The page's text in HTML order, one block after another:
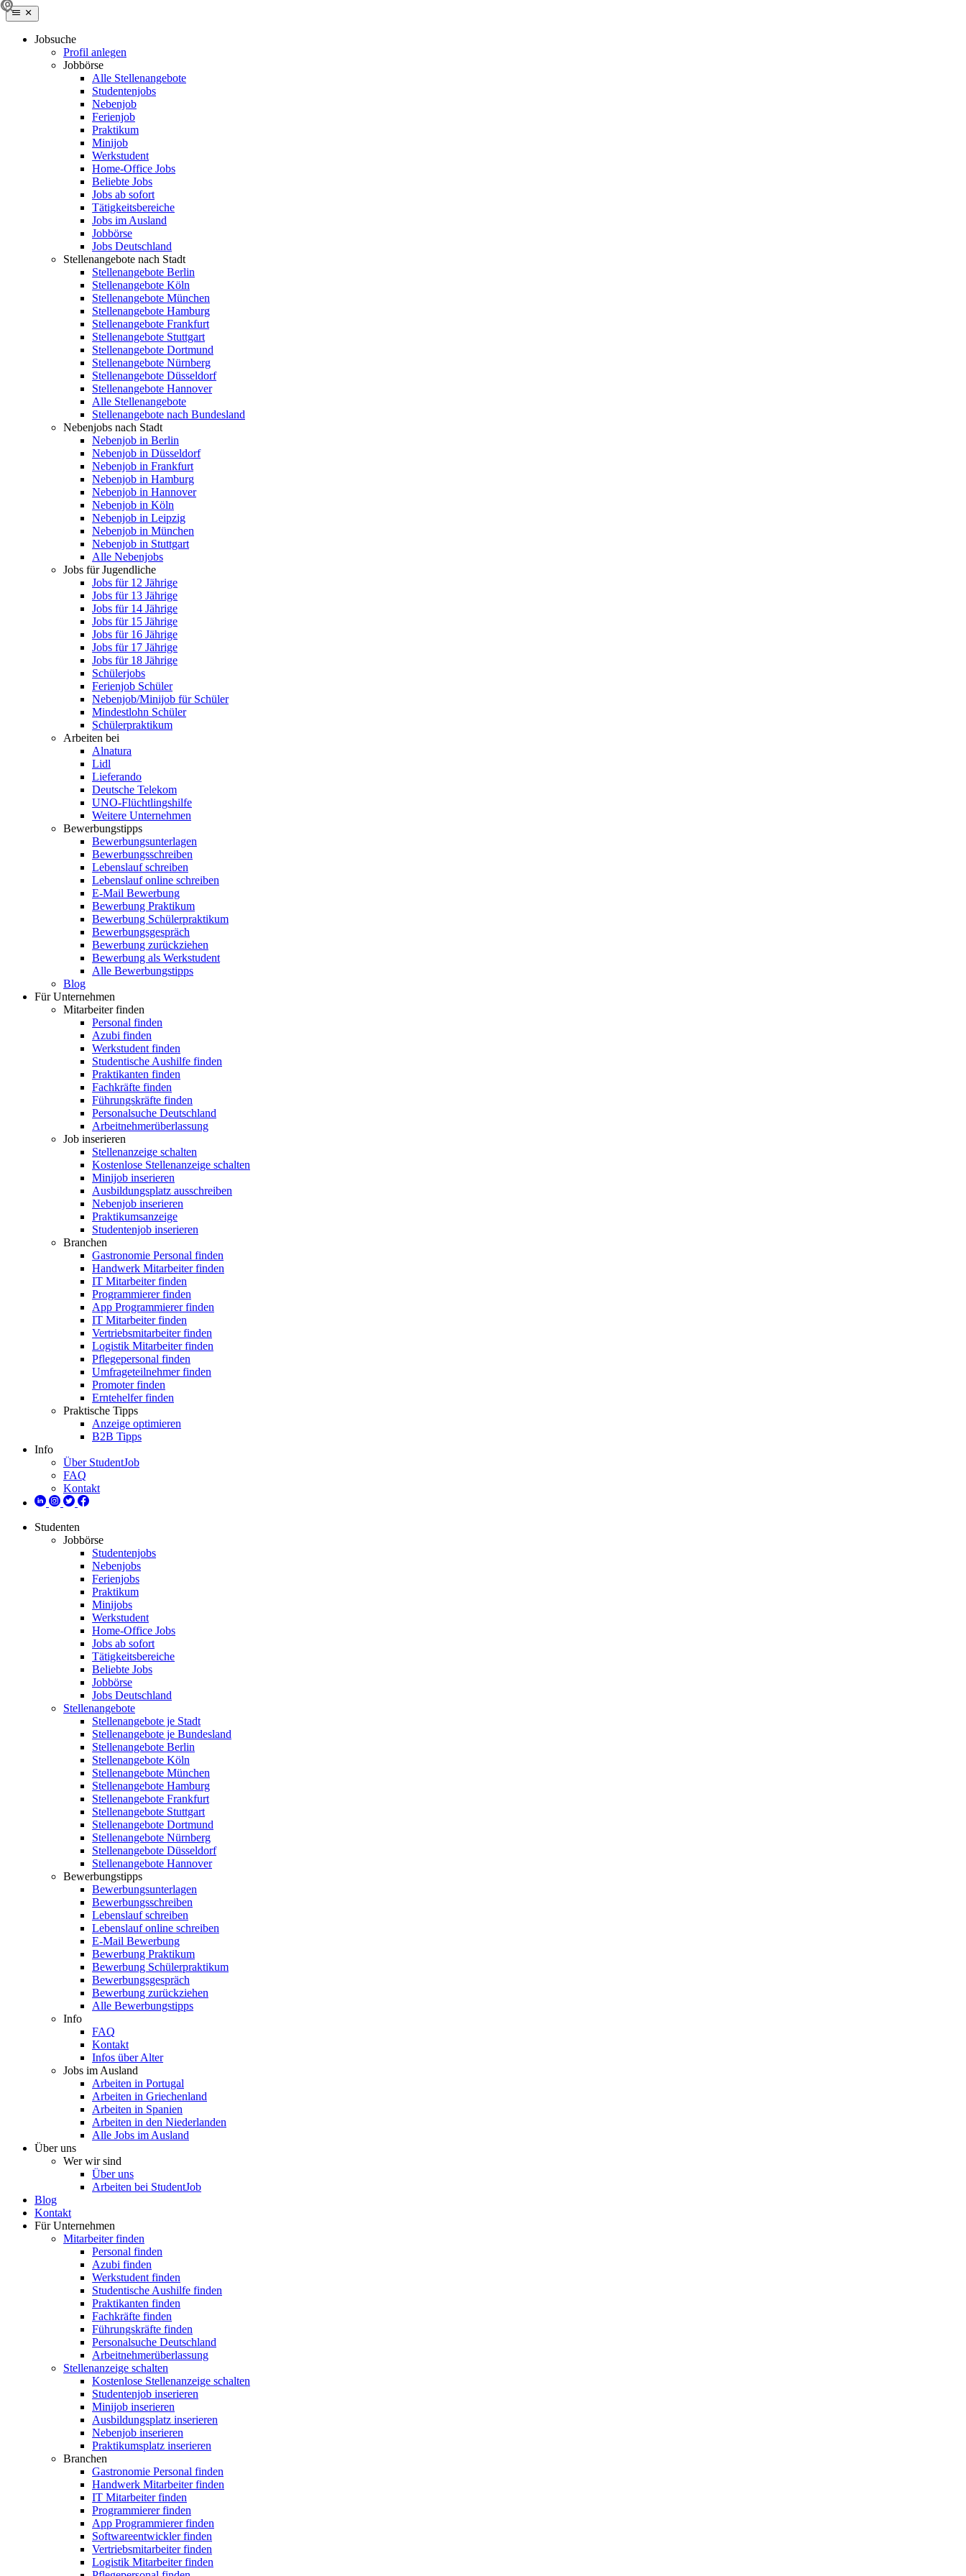
Jobsuche
Profil anlegen
Jobbörse
Alle Stellenangebote
Studentenjobs
Nebenjob
Ferienjob
Praktikum
Minijob
Werkstudent
Home-Office Jobs
Beliebte Jobs
Jobs ab sofort
Tätigkeitsbereiche
Jobs im Ausland
Jobbörse
Jobs Deutschland
Stellenangebote nach Stadt
Stellenangebote Berlin
Stellenangebote Köln
Stellenangebote München
Stellenangebote Hamburg
Stellenangebote Frankfurt
Stellenangebote Stuttgart
Stellenangebote Dortmund
Stellenangebote Nürnberg
Stellenangebote Düsseldorf
Stellenangebote Hannover
Alle Stellenangebote
Stellenangebote nach Bundesland
Nebenjobs nach Stadt
Nebenjob in Berlin
Nebenjob in Düsseldorf
Nebenjob in Frankfurt
Nebenjob in Hamburg
Nebenjob in Hannover
Nebenjob in Köln
Nebenjob in Leipzig
Nebenjob in München
Nebenjob in Stuttgart
Alle Nebenjobs
Jobs für Jugendliche
Jobs für 12 Jährige
Jobs für 13 Jährige
Jobs für 14 Jährige
Jobs für 15 Jährige
Jobs für 16 Jährige
Jobs für 17 Jährige
Jobs für 18 Jährige
Schülerjobs
Ferienjob Schüler
Nebenjob/Minijob für Schüler
Mindestlohn Schüler
Schülerpraktikum
Arbeiten bei
Alnatura
Lidl
Lieferando
Deutsche Telekom
UNO-Flüchtlingshilfe
Weitere Unternehmen
Bewerbungstipps
Bewerbungsunterlagen
Bewerbungsschreiben
Lebenslauf schreiben
Lebenslauf online schreiben
E-Mail Bewerbung
Bewerbung Praktikum
Bewerbung Schülerpraktikum
Bewerbungsgespräch
Bewerbung zurückziehen
Bewerbung als Werkstudent
Alle Bewerbungstipps
Blog
Für Unternehmen
Mitarbeiter finden
Personal finden
Azubi finden
Werkstudent finden
Studentische Aushilfe finden
Praktikanten finden
Fachkräfte finden
Führungskräfte finden
Personalsuche Deutschland
Arbeitnehmerüberlassung
Job inserieren
Stellenanzeige schalten
Kostenlose Stellenanzeige schalten
Minijob inserieren
Ausbildungsplatz ausschreiben
Nebenjob inserieren
Praktikumsanzeige
Studentenjob inserieren
Branchen
Gastronomie Personal finden
Handwerk Mitarbeiter finden
IT Mitarbeiter finden
Programmierer finden
App Programmierer finden
IT Mitarbeiter finden
Vertriebsmitarbeiter finden
Logistik Mitarbeiter finden
Pflegepersonal finden
Umfrageteilnehmer finden
Promoter finden
Erntehelfer finden
Praktische Tipps
Anzeige optimieren
B2B Tipps
Info
Über StudentJob
FAQ
Kontakt
Studenten
Jobbörse
Studentenjobs
Nebenjobs
Ferienjobs
Praktikum
Minijobs
Werkstudent
Home-Office Jobs
Jobs ab sofort
Tätigkeitsbereiche
Beliebte Jobs
Jobbörse
Jobs Deutschland
Stellenangebote
Stellenangebote je Stadt
Stellenangebote je Bundesland
Stellenangebote Berlin
Stellenangebote Köln
Stellenangebote München
Stellenangebote Hamburg
Stellenangebote Frankfurt
Stellenangebote Stuttgart
Stellenangebote Dortmund
Stellenangebote Nürnberg
Stellenangebote Düsseldorf
Stellenangebote Hannover
Bewerbungstipps
Bewerbungsunterlagen
Bewerbungsschreiben
Lebenslauf schreiben
Lebenslauf online schreiben
E-Mail Bewerbung
Bewerbung Praktikum
Bewerbung Schülerpraktikum
Bewerbungsgespräch
Bewerbung zurückziehen
Alle Bewerbungstipps
Info
FAQ
Kontakt
Infos über Alter
Jobs im Ausland
Arbeiten in Portugal
Arbeiten in Griechenland
Arbeiten in Spanien
Arbeiten in den Niederlanden
Alle Jobs im Ausland
Über uns
Wer wir sind
Über uns
Arbeiten bei StudentJob
Blog
Kontakt
Für Unternehmen
Mitarbeiter finden
Personal finden
Azubi finden
Werkstudent finden
Studentische Aushilfe finden
Praktikanten finden
Fachkräfte finden
Führungskräfte finden
Personalsuche Deutschland
Arbeitnehmerüberlassung
Stellenanzeige schalten
Kostenlose Stellenanzeige schalten
Studentenjob inserieren
Minijob inserieren
Ausbildungsplatz inserieren
Nebenjob inserieren
Praktikumsplatz inserieren
Branchen
Gastronomie Personal finden
Handwerk Mitarbeiter finden
IT Mitarbeiter finden
Programmierer finden
App Programmierer finden
Softwareentwickler finden
Vertriebsmitarbeiter finden
Logistik Mitarbeiter finden